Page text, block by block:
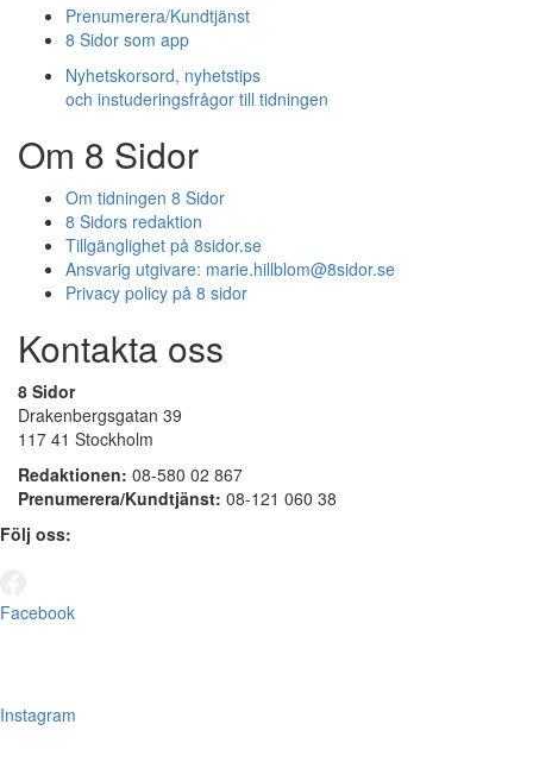
Prenumerera/Kundtjänst
8 Sidor som app
Nyhetskorsord, nyhetstips
och instuderingsfrågor till tidningen
Om 8 Sidor
Om tidningen 8 Sidor
8 Sidors redaktion
Tillgänglighet på 8sidor.se
Ansvarig utgivare: marie.hillblom@8sidor.se
Privacy policy på 8 sidor
Kontakta oss
8 Sidor
Drakenbergsgatan 39
117 41 Stockholm
Redaktionen: 08-580 02 867
Prenumerera/Kundtjänst: 08-121 060 38
Följ oss:
Facebook
Instagram